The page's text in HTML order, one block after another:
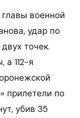
военной
удар по
точек.
а 112-я
прилетели по
убив 35